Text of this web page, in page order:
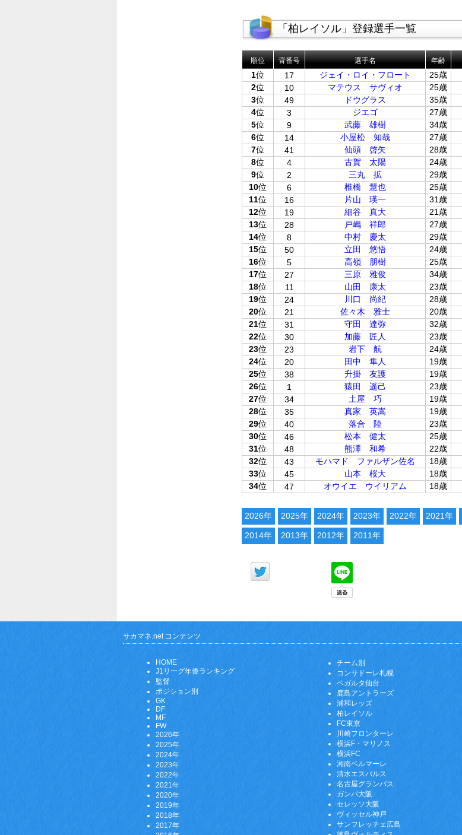
「柏レイソル」登録選手一覧
順位 背番号 選手名 年齢
1位 17 ジェイ・ロイ・フロート 25歳
2位 10 マテウス サヴィオ 25歳
3位 49 ドウグラス 35歳
4位 3 ジエゴ 27歳
5位 9 武藤 雄樹 34歳
6位 14 小屋松 知哉 27歳
7位 41 仙頭 啓矢 28歳
8位 4 古賀 太陽 24歳
9位 2 三丸 拡 29歳
10位 6 椎橋 慧也 25歳
11位 16 片山 瑛一 31歳
12位 19 細谷 真大 21歳
13位 28 戸嶋 祥郎 27歳
14位 8 中村 慶太 29歳
15位 50 立田 悠悟 24歳
16位 5 高嶺 朋樹 25歳
17位 27 三原 雅俊 34歳
18位 11 山田 康太 23歳
19位 24 川口 尚紀 28歳
20位 21 佐々木 雅士 20歳
21位 31 守田 達弥 32歳
22位 30 加藤 匠人 23歳
23位 23 岩下 航 24歳
24位 20 田中 隼人 19歳
25位 38 升掛 友護 19歳
26位 1 猿田 遥己 23歳
27位 34 土屋 巧 19歳
28位 35 真家 英嵩 19歳
29位 40 落合 陸 23歳
30位 46 松本 健太 25歳
31位 48 熊澤 和希 22歳
32位 43 モハマド ファルザン佐名 18歳
33位 45 山本 桜大 18歳
34位 47 オウイエ ウイリアム 18歳
2026年 2025年 2024年 2023年 2022年 2021年
2014年 2013年 2012年 2011年
サカマネ.net コンテンツ
HOME
J1リーグ年俸ランキング
監督
ポジション別
GK
DF
MF
FW
2026年
2025年
2024年
2023年
2022年
2021年
2020年
2019年
2018年
2017年
チーム別
コンサドーレ札幌
ベガルタ仙台
鹿島アントラーズ
浦和レッズ
柏レイソル
FC東京
川崎フロンターレ
横浜F・マリノス
横浜FC
湘南ベルマーレ
清水エスパルス
名古屋グランパス
ガンバ大阪
セレッソ大阪
ヴィッセル神戸
サンフレッチェ広島